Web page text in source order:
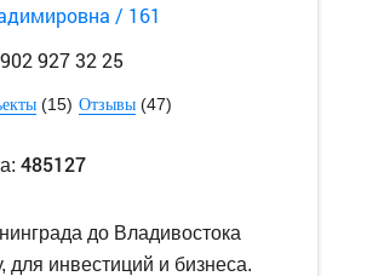
/ 161
927 32 25
(15) Отзывы(47)
485127
до Владивостока
для инвестиций и бизнеса.